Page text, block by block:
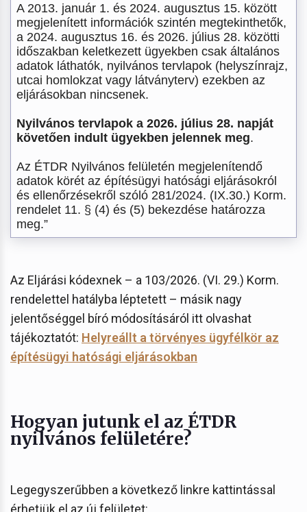
A 2013. január 1. és 2024. augusztus 15. között
megjelenített információk szintén megtekinthetők,
a 2024. augusztus 16. és 2026. július 28. közötti
időszakban keletkezett ügyekben csak általános
adatok láthatók, nyilvános tervlapok (helyszínrajz,
utcai homlokzat vagy látványterv) ezekben az
eljárásokban nincsenek.
Nyilvános tervlapok a 2026. július 28. napját
követően indult ügyekben jelennek meg.
Az ÉTDR Nyilvános felületén megjelenítendő
adatok körét az építésügyi hatósági eljárásokról
és ellenőrzésekről szóló 281/2024. (IX.30.) Korm.
rendelet 11. § (4) és (5) bekezdése határozza
meg.”
Az Eljárási kódexnek – a 103/2026. (VI. 29.) Korm.
rendelettel hatályba léptetett – másik nagy
jelentőséggel bíró módosításáról itt olvashat
tájékoztatót: Helyreállt a törvényes ügyfélkör az
építésügyi hatósági eljárásokban
Hogyan jutunk el az ÉTDR
nyilvános felületére?
Legegyszerűbben a következő linkre kattintással
érhetjük el az új felületet: